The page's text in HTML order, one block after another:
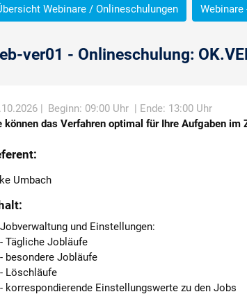
Webinare / Onlineschulungen Webinare
ver01 - Onlineschulung:
| Beginn: 09:00 Uhr | Ende: 13:00 Uhr
können das Verfahren optimal für Ihre Aufgaben im
Umbach
Jobverwaltung und Einstellungen:
- Tägliche Jobläufe
- besondere Jobläufe
- Löschläufe
- korrespondierende Einstellungswerte zu den Jobs